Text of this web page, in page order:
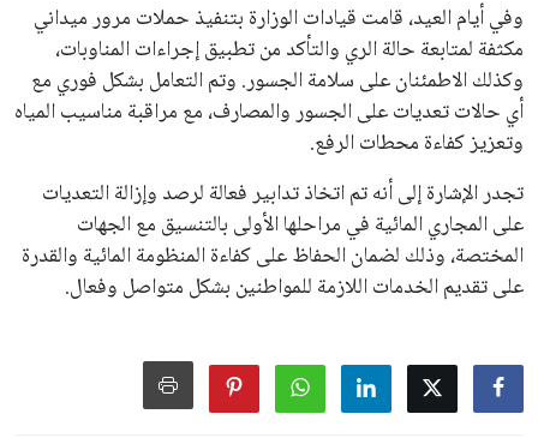
وفي أيام العيد، قامت قيادات الوزارة بتنفيذ حملات مرور ميداني
مكثفة لمتابعة حالة الري والتأكد من تطبيق إجراءات المناوبات،
وكذلك الاطمئنان على سلامة الجسور. وتم التعامل بشكل فوري مع
أي حالات تعديات على الجسور والمصارف، مع مراقبة مناسيب المياه
وتعزيز كفاءة محطات الرفع.
تجدر الإشارة إلى أنه تم اتخاذ تدابير فعالة لرصد وإزالة التعديات
على المجاري المائية في مراحلها الأولى بالتنسيق مع الجهات
المختصة، وذلك لضمان الحفاظ على كفاءة المنظومة المائية والقدرة
على تقديم الخدمات اللازمة للمواطنين بشكل متواصل وفعال.